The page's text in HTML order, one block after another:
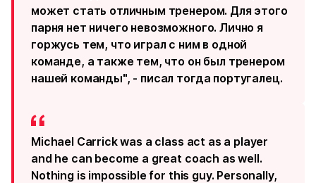
может стать отличным тренером. Для этого
парня нет ничего невозможного. Лично я
горжусь тем, что играл с ним в одной
команде, а также тем, что он был тренером
нашей команды", - писал тогда португалец.
Michael Carrick was a class act as a player
and he can become a great coach as well.
Nothing is impossible for this guy. Personally,